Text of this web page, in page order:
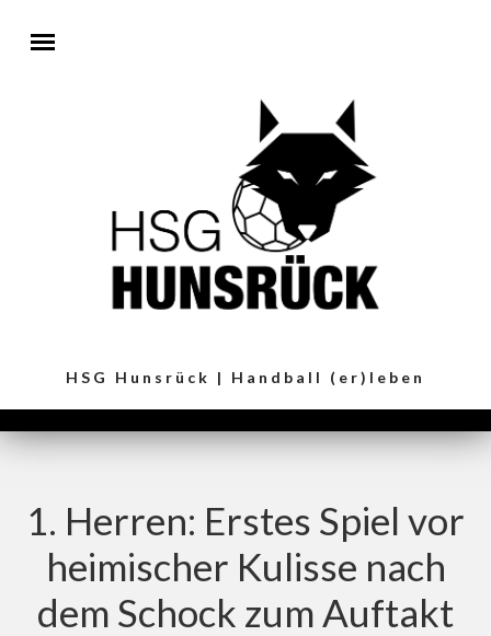
HSG Hunsrück | Handball (er)leben
1. Herren: Erstes Spiel vor
heimischer Kulisse nach
dem Schock zum Auftakt